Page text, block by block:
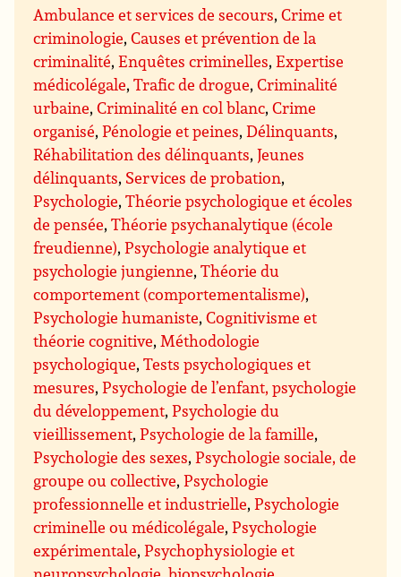
Ambulance et services de secours,Crime et
criminologie,Causes et prévention de la
criminalité,Enquêtes criminelles,Expertise
médicolégale,Trafic de drogue,Criminalité
urbaine,Criminalité en col blanc,Crime
organisé,Pénologie et peines,Délinquants,
Réhabilitation des délinquants,Jeunes
délinquants, Services de probation,
Psychologie,Théorie psychologique et écoles
de pensée,Théorie psychanalytique (école
freudienne),Psychologie analytique et
psychologie jungienne,Théorie du
comportement (comportementalisme),
Psychologie humaniste,Cognitivisme et
théorie cognitive,Méthodologie
psychologique,Tests psychologiques et
mesures,Psychologie de l’enfant, psychologie
du développement,Psychologie du
vieillissement,Psychologie de la famille,
Psychologie des sexes,Psychologie sociale, de
groupe ou collective,Psychologie
professionnelle et industrielle,Psychologie
criminelle ou médicolégale,Psychologie
expérimentale,Psychophysiologie et